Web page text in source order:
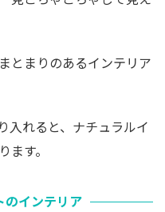
とまりのあるインテリア
入れると、ナチュラルイ
す。
のインテリア